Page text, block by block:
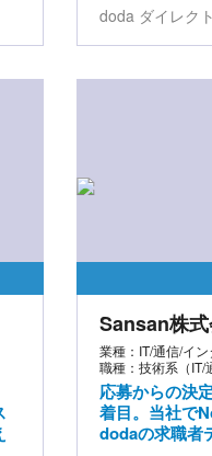
doda ダイレクト
Sansan株
業種：IT/通信/イン
職種：技術系（IT/
応募からの決
着目。当社で
dodaの求職者